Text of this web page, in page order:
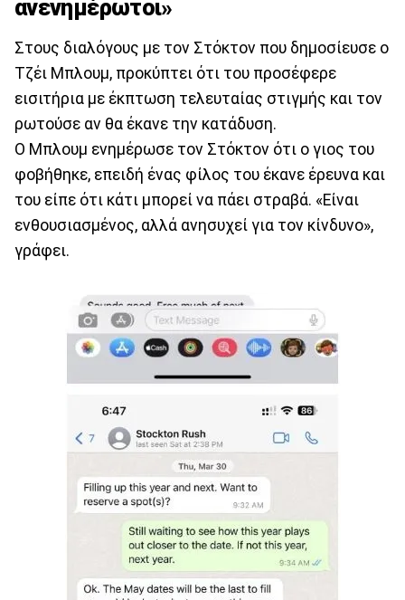
ανενημέρωτοι»
Στους διαλόγους με τον Στόκτον που δημοσίευσε ο
Τζέι Μπλουμ, προκύπτει ότι του προσέφερε
εισιτήρια με έκπτωση τελευταίας στιγμής και τον
ρωτούσε αν θα έκανε την κατάδυση.
Ο Μπλουμ ενημέρωσε τον Στόκτον ότι ο γιος του
φοβήθηκε, επειδή ένας φίλος του έκανε έρευνα και
του είπε ότι κάτι μπορεί να πάει στραβά. «Είναι
ενθουσιασμένος, αλλά ανησυχεί για τον κίνδυνο»,
γράφει.